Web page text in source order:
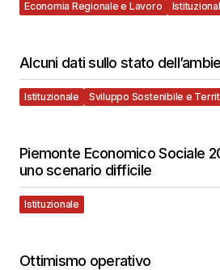
Economia Regionale e Lavoro
Alcuni dati sullo stato
Istituzionale Sviluppo Sostenibile e
Piemonte Economico Sociale
uno scenario difficile
Istituzionale
Ottimismo operativo